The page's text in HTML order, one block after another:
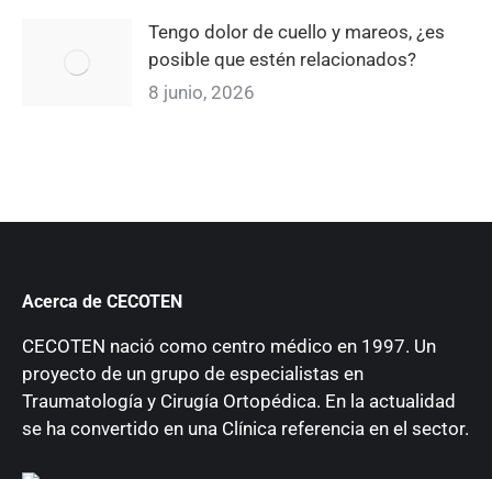
Tengo dolor de cuello y mareos, ¿es
posible que estén relacionados?
8 junio, 2026
Acerca de CECOTEN
CECOTEN nació como centro médico en 1997. Un
proyecto de un grupo de especialistas en
Traumatología y Cirugía Ortopédica. En la actualidad
se ha convertido en una Clínica referencia en el sector.